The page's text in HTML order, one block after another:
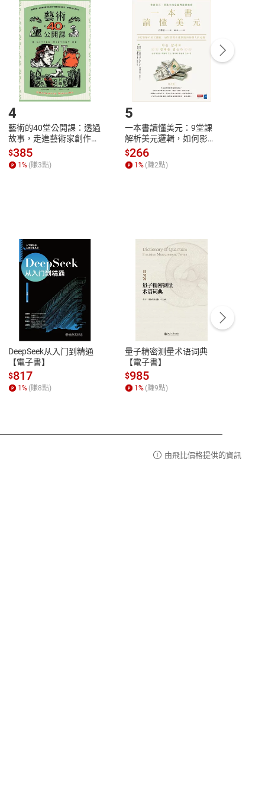
點選「瀏覽訂單明細」 「申請取消訂單/ 退
貨。
付款方式
Payment
完成訂單
Complete
號，下載書籍後看書
性
參
客服資訊
服務時間：週一到週五 10:00-12:00、
13:00-17:00 (國定假日及例假日休息)
客服電話：0080-1857077
4
藝術的40堂公開課：透過
故事，走進藝術家創作現
場，看藝術如何誕生、如
何形塑人類生活【電子
書】
$385
1% (賺3點)
5
一本書讀懂美元：9堂課
解析美元邏輯，如何影響
全球經濟和每個人的投資
【電子書】
$266
1% (賺2點)
DeepSeek从入门到精通
【電子書】
$817
1% (賺8點)
量子精密测量术语词典
【電子書】
$985
1% (賺9點)
由飛比價格提供的資訊